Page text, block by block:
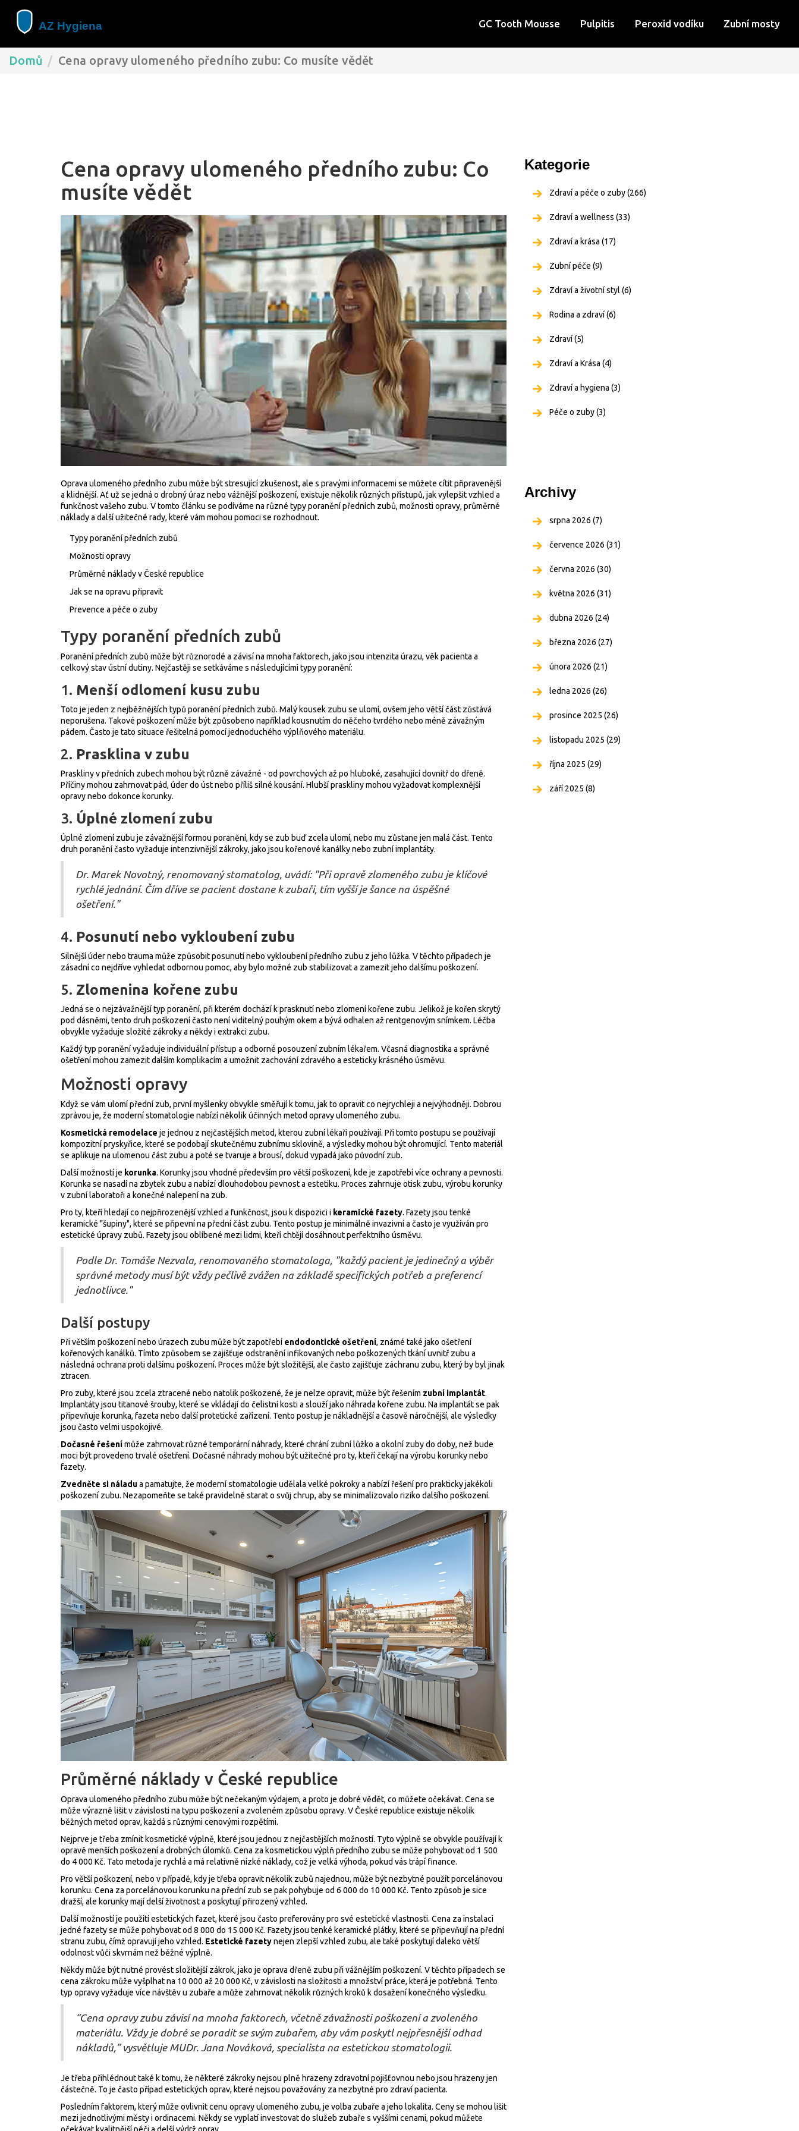
GC Tooth Mousse Pulpitis Peroxid vodíku Zubní mosty
Domů Cena opravy ulomeného předního zubu: Co musíte vědět
Cena opravy ulomeného předního zubu: Co
musíte vědět
Oprava ulomeného předního zubu může být stresující zkušenost, ale s pravými informacemi se můžete cítit připravenější
a klidnější. Ať už se jedná o drobný úraz nebo vážnější poškození, existuje několik různých přístupů, jak vylepšit vzhled a
funkčnost vašeho zubu. V tomto článku se podíváme na různé typy poranění předních zubů, možnosti opravy, průměrné
náklady a další užitečné rady, které vám mohou pomoci se rozhodnout.
Typy poranění předních zubů
Možnosti opravy
Průměrné náklady v České republice
Jak se na opravu připravit
Prevence a péče o zuby
Typy poranění předních zubů
Poranění předních zubů může být různorodé a závisí na mnoha faktorech, jako jsou intenzita úrazu, věk pacienta a
celkový stav ústní dutiny. Nejčastěji se setkáváme s následujícími typy poranění:
1. Menší odlomení kusu zubu
Toto je jeden z nejběžnějších typů poranění předních zubů. Malý kousek zubu se ulomí, ovšem jeho větší část zůstává
neporušena. Takové poškození může být způsobeno například kousnutím do něčeho tvrdého nebo méně závažným
pádem. Často je tato situace řešitelná pomocí jednoduchého výplňového materiálu.
2. Prasklina v zubu
Praskliny v předních zubech mohou být různě závažné - od povrchových až po hluboké, zasahující dovnitř do dřeně.
Příčiny mohou zahrnovat pád, úder do úst nebo příliš silné kousání. Hlubší praskliny mohou vyžadovat komplexnější
opravy nebo dokonce korunky.
3. Úplné zlomení zubu
Úplné zlomení zubu je závažnější formou poranění, kdy se zub buď zcela ulomí, nebo mu zůstane jen malá část. Tento
druh poranění často vyžaduje intenzivnější zákroky, jako jsou kořenové kanálky nebo zubní implantáty.
Dr. Marek Novotný, renomovaný stomatolog, uvádí: "Při opravě zlomeného zubu je klíčové
rychlé jednání. Čím dříve se pacient dostane k zubaři, tím vyšší je šance na úspěšné
ošetření."
4. Posunutí nebo vykloubení zubu
Silnější úder nebo trauma může způsobit posunutí nebo vykloubení předního zubu z jeho lůžka. V těchto případech je
zásadní co nejdříve vyhledat odbornou pomoc, aby bylo možné zub stabilizovat a zamezit jeho dalšímu poškození.
5. Zlomenina kořene zubu
Jedná se o nejzávažnější typ poranění, při kterém dochází k prasknutí nebo zlomení kořene zubu. Jelikož je kořen skrytý
pod dásněmi, tento druh poškození často není viditelný pouhým okem a bývá odhalen až rentgenovým snímkem. Léčba
obvykle vyžaduje složité zákroky a někdy i extrakci zubu.
Každý typ poranění vyžaduje individuální přístup a odborné posouzení zubním lékařem. Včasná diagnostika a správné
ošetření mohou zamezit dalším komplikacím a umožnit zachování zdravého a esteticky krásného úsměvu.
Možnosti opravy
Když se vám ulomí přední zub, první myšlenky obvykle směřují k tomu, jak to opravit co nejrychleji a nejvýhodněji. Dobrou
zprávou je, že moderní stomatologie nabízí několik účinných metod opravy ulomeného zubu.
Kosmetická remodelace je jednou z nejčastějších metod, kterou zubní lékaři používají. Při tomto postupu se používají
kompozitní pryskyřice, které se podobají skutečnému zubnímu sklovině, a výsledky mohou být ohromující. Tento materiál
se aplikuje na ulomenou část zubu a poté se tvaruje a brousí, dokud vypadá jako původní zub.
Další možností je korunka. Korunky jsou vhodné především pro větší poškození, kde je zapotřebí více ochrany a pevnosti.
Korunka se nasadí na zbytek zubu a nabízí dlouhodobou pevnost a estetiku. Proces zahrnuje otisk zubu, výrobu korunky
v zubní laboratoři a konečné nalepení na zub.
Pro ty, kteří hledají co nejpřirozenější vzhled a funkčnost, jsou k dispozici i keramické fazety. Fazety jsou tenké
keramické "šupiny", které se připevní na přední část zubu. Tento postup je minimálně invazivní a často je využíván pro
estetické úpravy zubů. Fazety jsou oblíbené mezi lidmi, kteří chtějí dosáhnout perfektního úsměvu.
Podle Dr. Tomáše Nezvala, renomovaného stomatologa, "každý pacient je jedinečný a výběr
správné metody musí být vždy pečlivě zvážen na základě specifických potřeb a preferencí
jednotlivce."
Další postupy
Při větším poškození nebo úrazech zubu může být zapotřebí endodontické ošetření, známé také jako ošetření
kořenových kanálků. Tímto způsobem se zajišťuje odstranění infikovaných nebo poškozených tkání uvnitř zubu a
následná ochrana proti dalšímu poškození. Proces může být složitější, ale často zajišťuje záchranu zubu, který by byl jinak
ztracen.
Pro zuby, které jsou zcela ztracené nebo natolik poškozené, že je nelze opravit, může být řešením zubní implantát.
Implantáty jsou titanové šrouby, které se vkládají do čelistní kosti a slouží jako náhrada kořene zubu. Na implantát se pak
připevňuje korunka, fazeta nebo další protetické zařízení. Tento postup je nákladnější a časově náročnější, ale výsledky
jsou často velmi uspokojivé.
Dočasné řešenímůže zahrnovat různé temporární náhrady, které chrání zubní lůžko a okolní zuby do doby, než bude
moci být provedeno trvalé ošetření. Dočasné náhrady mohou být užitečné pro ty, kteří čekají na výrobu korunky nebo
fazety.
Zvedněte si náladua pamatujte, že moderní stomatologie udělala velké pokroky a nabízí řešení pro prakticky jakékoli
poškození zubu. Nezapomeňte se také pravidelně starat o svůj chrup, aby se minimalizovalo riziko dalšího poškození.
Průměrné náklady v České republice
Oprava ulomeného předního zubu může být nečekaným výdajem, a proto je dobré vědět, co můžete očekávat. Cena se
může výrazně lišit v závislosti na typu poškození a zvoleném způsobu opravy. V České republice existuje několik
běžných metod oprav, každá s různými cenovými rozpětími.
Nejprve je třeba zmínit kosmetické výplně, které jsou jednou z nejčastějších možností. Tyto výplně se obvykle používají k
opravě menších poškození a drobných úlomků. Cena za kosmetickou výplň předního zubu se může pohybovat od 1 500
do 4 000 Kč. Tato metoda je rychlá a má relativně nízké náklady, což je velká výhoda, pokud vás trápí finance.
Pro větší poškození, nebo v případě, kdy je třeba opravit několik zubů najednou, může být nezbytné použít porcelánovou
korunku. Cena za porcelánovou korunku na přední zub se pak pohybuje od 6 000 do 10 000 Kč. Tento způsob je sice
dražší, ale korunky mají delší životnost a poskytují přirozený vzhled.
Další možností je použití estetických fazet, které jsou často preferovány pro své estetické vlastnosti. Cena za instalaci
jedné fazety se může pohybovat od 8 000 do 15 000 Kč. Fazety jsou tenké keramické plátky, které se připevňují na přední
stranu zubu, čímž opravují jeho vzhled. Estetické fazetynejen zlepší vzhled zubu, ale také poskytují daleko větší
odolnost vůči skvrnám než běžné výplně.
Někdy může být nutné provést složitější zákrok, jako je oprava dřeně zubu při vážnějším poškození. V těchto případech se
cena zákroku může vyšplhat na 10 000 až 20 000 Kč, v závislosti na složitosti a množství práce, která je potřebná. Tento
typ opravy vyžaduje více návštěv u zubaře a může zahrnovat několik různých kroků k dosažení konečného výsledku.
“Cena opravy zubu závisí na mnoha faktorech, včetně závažnosti poškození a zvoleného
materiálu. Vždy je dobré se poradit se svým zubařem, aby vám poskytl nejpřesnější odhad
nákladů,” vysvětluje MUDr. Jana Nováková, specialista na estetickou stomatologii.
Je třeba přihlédnout také k tomu, že některé zákroky nejsou plně hrazeny zdravotní pojišťovnou nebo jsou hrazeny jen
částečně. To je často případ estetických oprav, které nejsou považovány za nezbytné pro zdraví pacienta.
Posledním faktorem, který může ovlivnit cenu opravy ulomeného zubu, je volba zubaře a jeho lokalita. Ceny se mohou lišit
mezi jednotlivými městy i ordinacemi. Někdy se vyplatí investovat do služeb zubaře s vyššími cenami, pokud můžete
očekávat kvalitnější péči a delší výdrž oprav.
Kategorie
Zdraví a péče o zuby(266)
Zdraví a wellness (33)
Zdraví a krása (17)
Zubní péče (9)
Zdraví a životní styl (6)
Rodina a zdraví(6)
Zdraví(5)
Zdraví a Krása (4)
Zdraví a hygiena (3)
Péče o zuby(3)
Archivy
srpna 2026 (7)
července 2026 (31)
června 2026 (30)
května 2026 (31)
dubna 2026 (24)
března 2026 (27)
února 2026 (21)
ledna 2026 (26)
prosince 2025 (26)
listopadu 2025 (29)
října 2025 (29)
září 2025 (8)